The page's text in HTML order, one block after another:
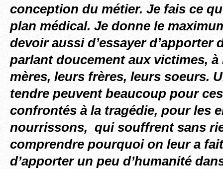
conception du métier. Je fais ce
plan médical. Je donne le
devoir aussi d’essayer d’apporter
parlant doucement aux victimes,
mères, leurs frères, leurs soeurs.
tendre peuvent beaucoup pour
confrontés à la tragédie, pour les
nourrissons, qui souffrent sans
comprendre pourquoi on leur a fait
d’apporter un peu d’humanité